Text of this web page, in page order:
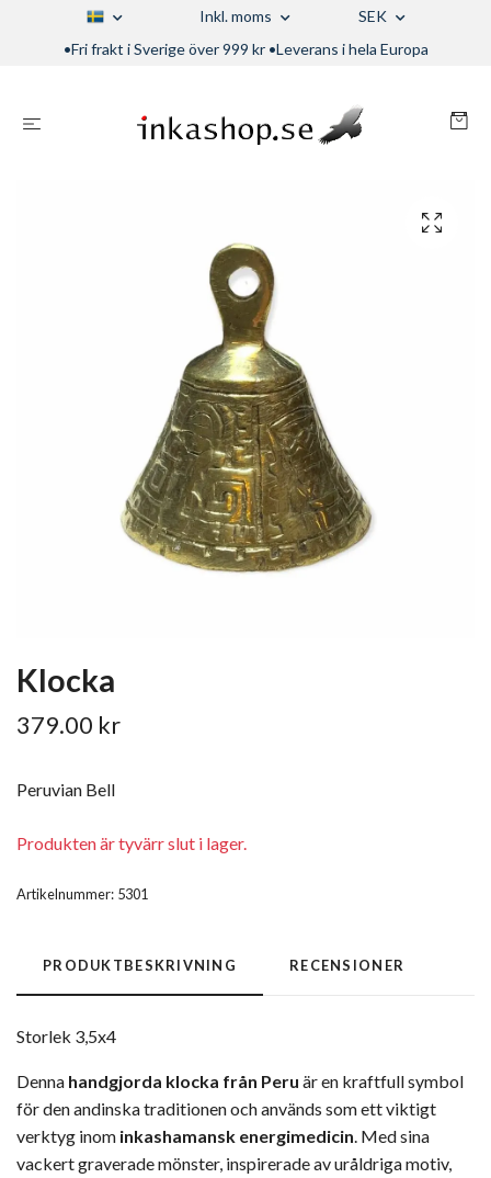
Inkl. moms
SEK
•Fri frakt i Sverige över 999 kr •Leverans i hela Europa
Klocka
379.00 kr
Peruvian Bell
Produkten är tyvärr slut i lager.
Artikelnummer: 5301
PRODUKTBESKRIVNING RECENSIONER
Storlek 3,5x4
Denna handgjorda klocka från Peru är en kraftfull symbol
för den andinska traditionen och används som ett viktigt
verktyg inom inkashamansk energimedicin . Med sina
vackert graverade mönster, inspirerade av uråldriga motiv,